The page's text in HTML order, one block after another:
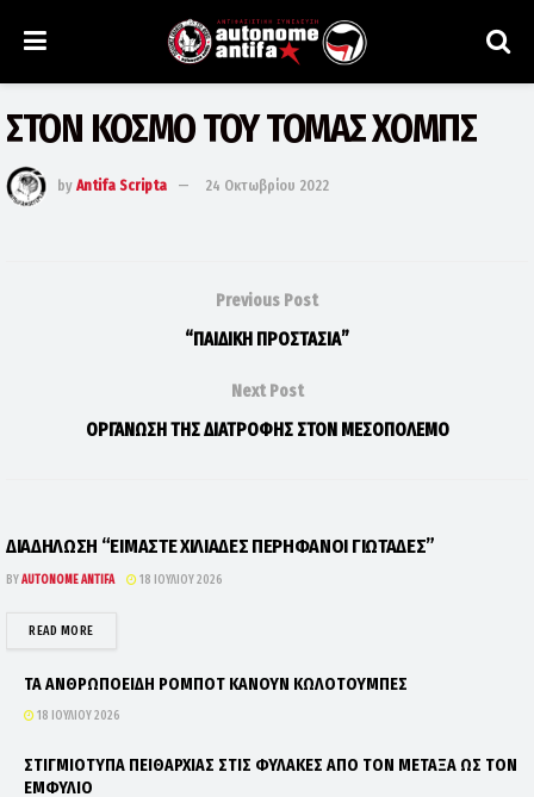
ΣΤΟΝ ΚΟΣΜΟ ΤΟΥ ΤΟΜΑΣ ΧΟΜΠΣ
by Antifa Scripta 24 Οκτωβρίου 2022
Previous Post
“ΠΑΙΔΙΚΗ ΠΡΟΣΤΑΣΙΑ”
Next Post
ΟΡΓΑΝΩΣΗ ΤΗΣ ΔΙΑΤΡΟΦΗΣ ΣΤΟΝ ΜΕΣΟΠΟΛΕΜΟ
ΔΙΑΔΗΛΩΣΗ “ΕΙΜΑΣΤΕ ΧΙΛΙΑΔΕΣ ΠΕΡΗΦΑΝΟΙ ΓΙΩΤΑΔΕΣ”
BYAUTONOME ANTIFA 18 ΙΟΥΛΊΟΥ 2026
READ MOREDETAILS
ΤΑ ΑΝΘΡΩΠΟΕΙΔΗ ΡΟΜΠΟΤ ΚΑΝΟΥΝ ΚΩΛΟΤΟΥΜΠΕΣ
18 ΙΟΥΛΊΟΥ 2026
ΣΤΙΓΜΙΟΤΥΠΑ ΠΕΙΘΑΡΧΙΑΣ ΣΤΙΣ ΦΥΛΑΚΕΣ ΑΠΟ ΤΟΝ ΜΕΤΑΞΑ ΩΣ ΤΟΝ
ΕΜΦΥΛΙΟ